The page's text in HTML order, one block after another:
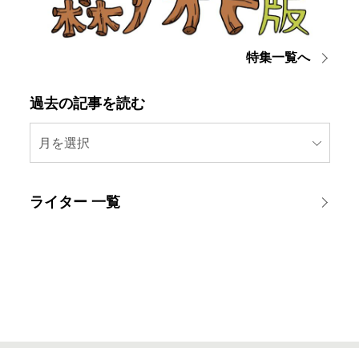
特集一覧へ
過去の記事を読む
月を選択
ライター 一覧